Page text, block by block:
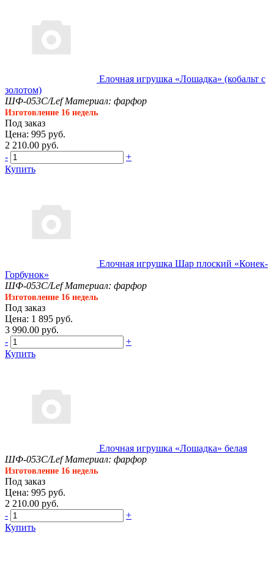
Елочная игрушка «Лошадка» (кобальт с
золотом)
ШФ-053С/Lef Материал: фарфор
Изготовление 16 недель
Под заказ
Цена: 995 руб.
2 210.00 руб.
-
+
Купить
Елочная игрушка Шар плоский «Конек-
Горбунок»
ШФ-053С/Lef Материал: фарфор
Изготовление 16 недель
Под заказ
Цена: 1 895 руб.
3 990.00 руб.
-
+
Купить
Елочная игрушка «Лошадка» белая
ШФ-053С/Lef Материал: фарфор
Изготовление 16 недель
Под заказ
Цена: 995 руб.
2 210.00 руб.
-
+
Купить